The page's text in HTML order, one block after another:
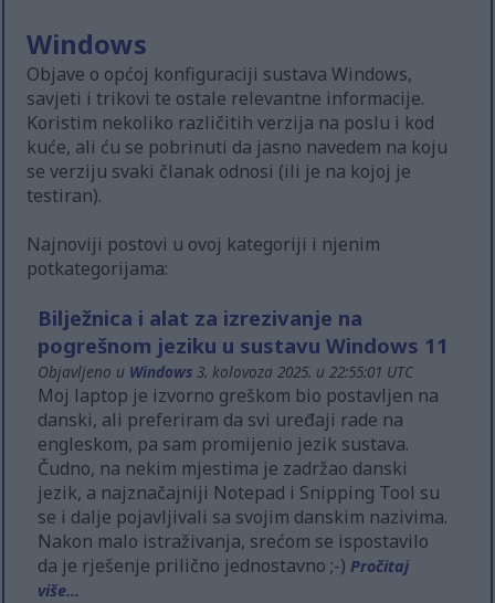
Windows
Objave o općoj konfiguraciji sustava Windows,
savjeti i trikovi te ostale relevantne informacije.
Koristim nekoliko različitih verzija na poslu i kod
kuće, ali ću se pobrinuti da jasno navedem na koju
se verziju svaki članak odnosi (ili je na kojoj je
testiran).
Najnoviji postovi u ovoj kategoriji i njenim
potkategorijama:
Bilježnica i alat za izrezivanje na
pogrešnom jeziku u sustavu Windows 11
Objavljeno u Windows 3. kolovoza 2025. u 22:55:01 UTC
Moj laptop je izvorno greškom bio postavljen na
danski, ali preferiram da svi uređaji rade na
engleskom, pa sam promijenio jezik sustava.
Čudno, na nekim mjestima je zadržao danski
jezik, a najznačajniji Notepad i Snipping Tool su
se i dalje pojavljivali sa svojim danskim nazivima.
Nakon malo istraživanja, srećom se ispostavilo
da je rješenje prilično jednostavno ;-)Pročitaj
više...